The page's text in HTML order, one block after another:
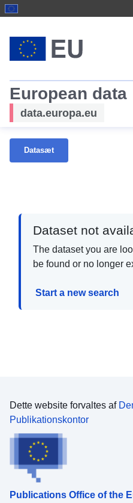
European data
data.europa.eu
Datasæt
Dataset not
The dataset you are
be found or no longer
Start a new search
Dette website forvaltes af
Publikationskontor
Publications Office of the